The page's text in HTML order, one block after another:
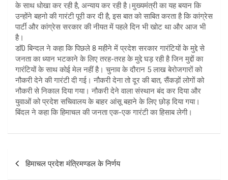
के साथ धोखा कर रही है, अन्याय कर रही है।मुख्यमंत्री का यह बयान कि
उन्होंने बहनो की गारंटी पूरी कर दी है, इस बात को साबित करता है कि कांग्रेस
पार्टी और कांग्रेस सरकार की नीयत में पहले दिन भी खोट था और आज भी
है।
डाॅ0 बिन्दल ने कहा कि पिछले 8 महीने में प्रदेश सरकार गारंटियों के मुद्दे से
जनता का ध्यान भटकाने के लिए तरह-तरह के मुद्दे घड़ रही है जिन मुद्दों का
गारंटियों के साथ कोई मेल नहीं है। चुनाव के दौरान 5 लाख बेरोजगारों को
नौकरी देने की गारंटी दी गई। नौकरी देना तो दूर की बात, सैंकड़ों लोगों को
नौकरी से निकाल दिया गया। नौकरी देने वाला संस्थान बंद कर दिया और
युवाओं को प्रदेश सचिवालय के बाहर आंसू बहाने के लिए छोड़ दिया गया।
बिंदल ने कहा कि हिमाचल की जनता एक-एक गारंटी का हिसाब लेगी।
Post
navigation
हिमाचल प्रदेश मंत्रिमण्डल के निर्णय